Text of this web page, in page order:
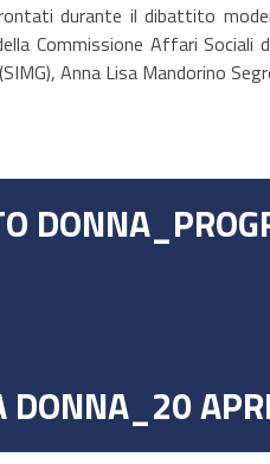
durante il dibattito
Commissione Affari
Anna Lisa Mandorino
DONNA_20